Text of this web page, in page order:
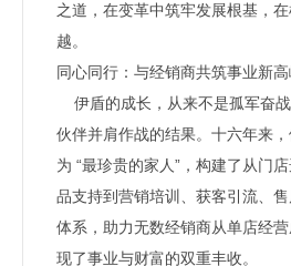
之道，在变革中筑牢发展根基，
越。
同心同行：与经销商共筑事业新
伊盾的成长，从来不是孤军奋
伙伴并肩作战的结果。十六年来
为 “最珍贵的家人”，构建了从门
品支持到营销培训、获客引流、
体系，助力无数经销商从单店经
现了事业与财富的双重丰收。